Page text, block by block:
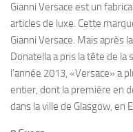
Gianni Versace est un
articles de luxe. Cette
Gianni Versace. Mais après
Donatella a pris la tête de la
l’année 2013, «Versace» a
entier, dont la première en
dans la ville de Glasgow, en